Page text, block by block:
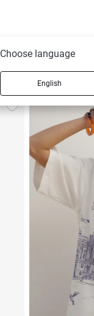
Choose language
English